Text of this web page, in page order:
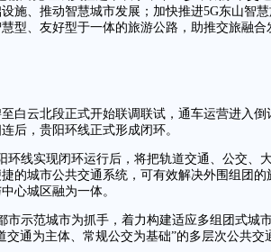
施、推动智慧城市发展；加快推进5G东山智
型、友好型于一体的旅游公路，助推交旅融合
白云北段正式开始联调联试，通车运营进入倒
后，贵阳环线正式形成闭环。
环线实现闭环运行后，将把轨道交通、公交、
的城市公共交通系统，可有效解决外围组团的
心城区融为一体。
市示范城市为抓手，着力构建适应多组团式城
通为主体、常规公交为基础”的多层次公共交